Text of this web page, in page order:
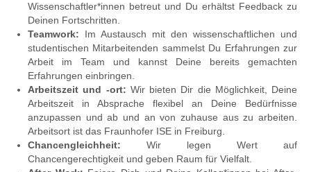
Wissenschaftler*innen betreut und Du erhältst Feedback zu
Deinen Fortschritten.
Teamwork: Im Austausch mit den wissenschaftlichen und
studentischen Mitarbeitenden sammelst Du Erfahrungen zur
Arbeit im Team und kannst Deine bereits gemachten
Erfahrungen einbringen.
Arbeitszeit und -ort: Wir bieten Dir die Möglichkeit, Deine
Arbeitszeit in Absprache flexibel an Deine Bedürfnisse
anzupassen und ab und an von zuhause aus zu arbeiten.
Arbeitsort ist das Fraunhofer ISE in Freiburg.
Chancengleichheit: Wir legen Wert auf
Chancengerechtigkeit und geben Raum für Vielfalt.